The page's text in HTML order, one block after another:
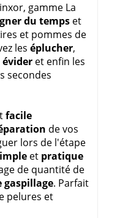
gamme La
du temps et
et pommes de
leséplucher,
évider et enfin les
secondes
facile
de vos
lors de l'étape
et pratique
de quantité de
gaspillage. Parfait
pelures et